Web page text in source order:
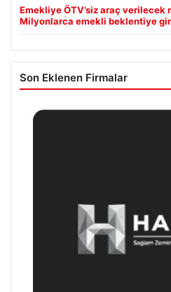
Emekliye ÖTV’siz araç verilecek
Milyonlarca emekli beklentiye
Son Eklenen Firmalar